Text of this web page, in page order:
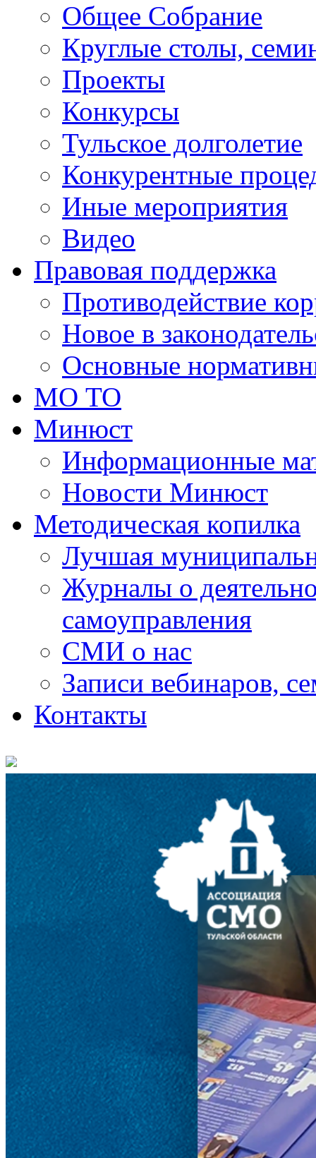
Общее Собрание
Круглые столы,
Проекты
Конкурсы
Тульское долголетие
Конкурентные
Иные мероприятия
Видео
Правовая поддержка
Противодействие
Новое в
Основные
МО ТО
Минюст
Информационные
Новости Минюст
Методическая копилка
Лучшая
Журналы о
самоуправления
СМИ о нас
Записи вебинаров,
Контакты